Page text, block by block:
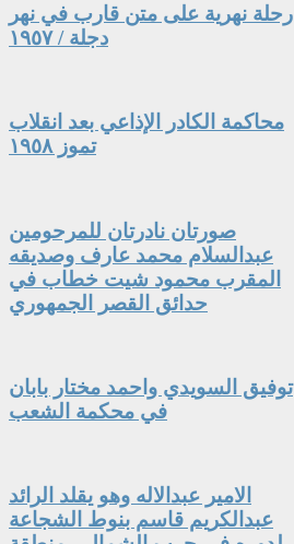
رحلة نهرية على متن قارب في نهر
دجلة / ١٩٥٧
محاكمة الكادر الإذاعي بعد انقلاب
تموز ١٩٥٨
صورتان نادرتان للمرحومين
عبدالسلام محمد عارف وصديقه
المقرب محمود شيت خطاب في
حدائق القصر الجمهوري
توفيق السويدي واحمد مختار بابان
في محكمة الشعب
الامير عبدالاله وهو يقلد الرائد
عبدالكريم قاسم بنوط الشجاعة